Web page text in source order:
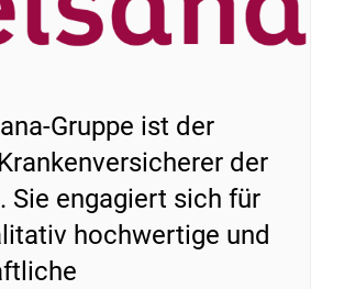
Gruppe ist der
der
Sie engagiert sich für
hochwertige und